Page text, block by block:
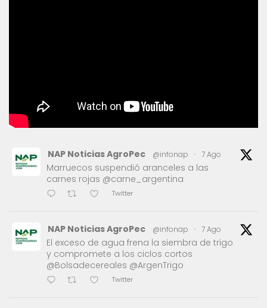
NAP Noticias AgroPec @infonap · 7 Ago
Marruecos suspendió aranceles a las
carnes rojas @carne_argentina
Twitter
NAP Noticias AgroPec @infonap · 7 Ago
El exceso de agua frena la siembra de trigo
y compromete a los ciclos cortos
@Bolsadecereales @ArgenTrigo
Twitter